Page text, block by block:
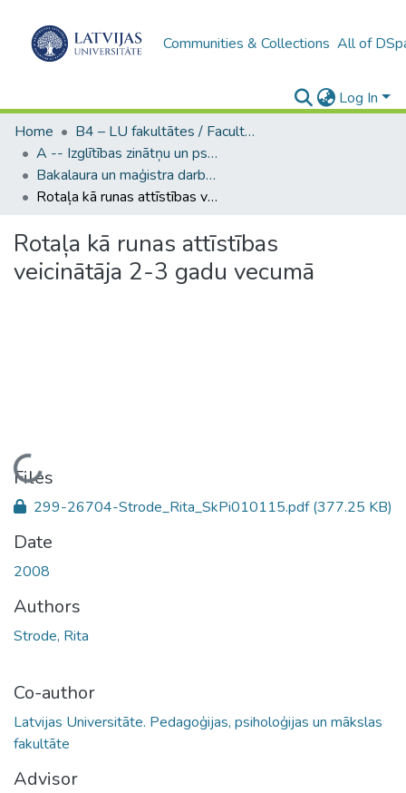
Communities & Collections All of
Log In
Home
B4 – LU fakultātes / Faculties of the UL
A -- Izglītības zinātņu un psiholoģijas fakultāte / Faculty of Education Sciences and Psychology
Bakalaura un maģistra darbi (PPMF) / Bachelor's and Master's theses
Rotaļa kā runas attīstības veicinātāja 2-3 gadu vecumā
Rotaļa kā runas attīstības
veicinātāja 2-3 gadu vecumā
Loading...
Files
299-26704-Strode_Rita_SkPi010115.pdf(377.25 KB)
Date
2008
Authors
Strode, Rita
Co-author
Latvijas Universitāte. Pedagoģijas, psiholoģijas un mākslas
fakultāte
Advisor